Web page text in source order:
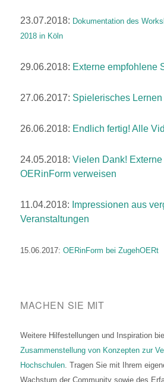
23.07.2018: Dokumentation des
2018 in Köln
29.06.2018: Externe empfohlene
27.06.2017: Spielerisches Lernen
26.06.2018: Endlich fertig! Alle
24.05.2018:Vielen Dank!
OERinForm verweisen
11.04.2018: Impressionen aus
Veranstaltungen
15.06.2017: OERinForm bei ZugehOERt
MACHEN SIE MIT
Weitere Hilfestellungen und Inspiration
Zusammenstellung von Konzepten zur
Hochschulen . Tragen Sie mit Ihrem
Wachstum der Community sowie des